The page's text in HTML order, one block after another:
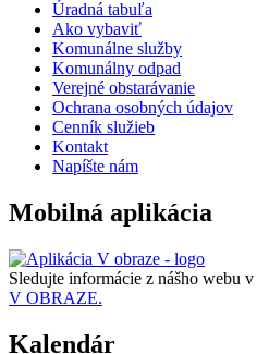
Úradná tabuľa
Ako vybaviť
Komunálne služby
Komunálny odpad
Verejné obstarávanie
Ochrana osobných údajov
Cenník služieb
Kontakt
Napíšte nám
Mobilná aplikácia
Sledujte informácie z nášho webu v
V OBRAZE.
Kalendár